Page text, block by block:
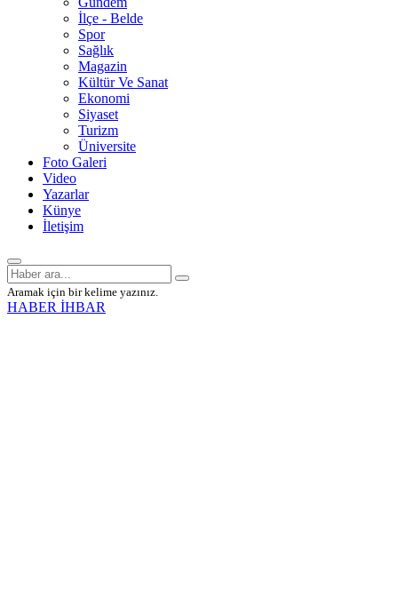
İlçe - Belde
Spor
Sağlık
Magazin
Kültür Ve Sanat
Ekonomi
Siyaset
Turizm
Üniversite
Foto Galeri
Video
Yazarlar
Künye
İletişim
Aramak için bir kelime yazınız.
HABER İHBAR